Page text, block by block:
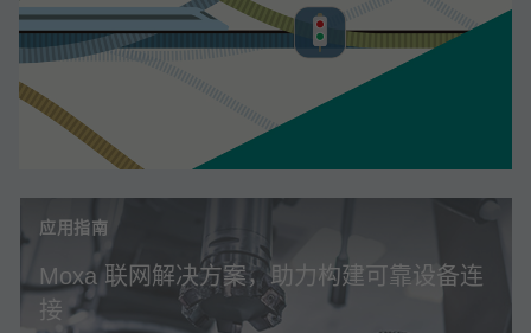
应用指南
Moxa 联网解决方案，助力构建可靠设备连
接